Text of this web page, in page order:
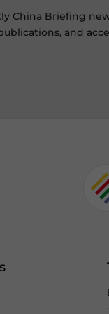
China Briefing
and